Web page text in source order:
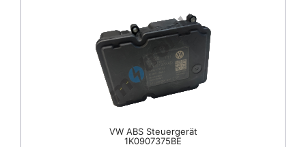
VW ABS Steuergerät
1K0907375BE